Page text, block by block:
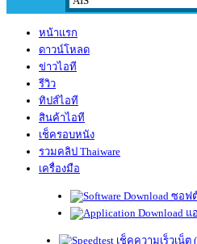
หน้าแรก
ดาวน์โหลด
ข่าวไอที
รีวิว
ทิปส์ไอที
สินค้าไอที
เช็ครอบหนัง
รวมคลิป Thaiware
เครื่องมือ
ซอฟ
แ
เช็คความเร็วเน็ต